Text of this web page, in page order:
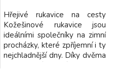
Hřejivé rukavice na cesty
Kožešinové rukavice jsou
ideálními společníky na zimní
procházky, které zpříjemní i ty
nejchladnější dny. Díky dvěma